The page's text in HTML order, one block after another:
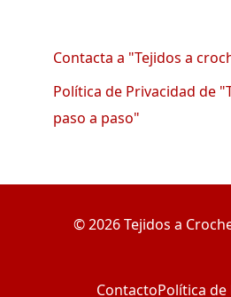
Contacta a "Tejidos a
Política de Privacidad de
paso a paso"
© 2026 Tejidos a
ContactoPolítica